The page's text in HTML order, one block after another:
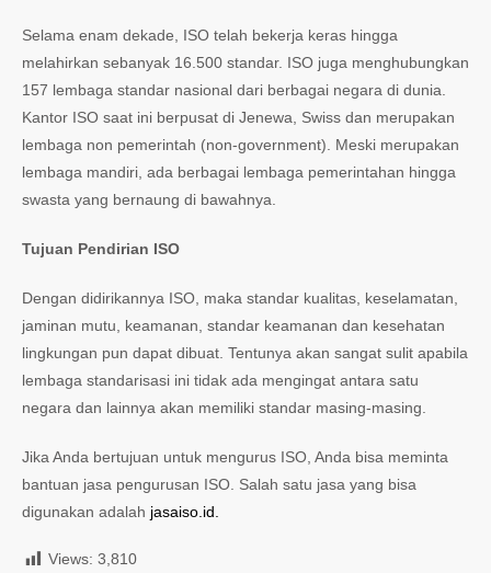
Selama enam dekade, ISO telah bekerja keras hingga
melahirkan sebanyak 16.500 standar. ISO juga menghubungkan
157 lembaga standar nasional dari berbagai negara di dunia.
Kantor ISO saat ini berpusat di Jenewa, Swiss dan merupakan
lembaga non pemerintah (non-government). Meski merupakan
lembaga mandiri, ada berbagai lembaga pemerintahan hingga
swasta yang bernaung di bawahnya.
Tujuan Pendirian ISO
Dengan didirikannya ISO, maka standar kualitas, keselamatan,
jaminan mutu, keamanan, standar keamanan dan kesehatan
lingkungan pun dapat dibuat. Tentunya akan sangat sulit apabila
lembaga standarisasi ini tidak ada mengingat antara satu
negara dan lainnya akan memiliki standar masing-masing.
Jika Anda bertujuan untuk mengurus ISO, Anda bisa meminta
bantuan jasa pengurusan ISO. Salah satu jasa yang bisa
digunakan adalah jasaiso.id.
Views: 3,810